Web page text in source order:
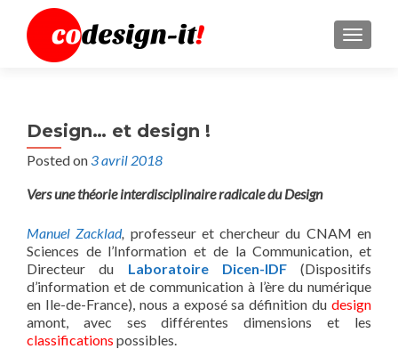
MENU
Design… et design !
Posted on 3 avril 2018
Vers une théorie interdisciplinaire radicale du Design
Manuel Zacklad, professeur et chercheur du CNAM en
Sciences de l’Information et de la Communication, et
Directeur du Laboratoire Dicen-IDF(Dispositifs
d’information et de communication à l’ère du numérique
en Ile-de-France), nous a exposé sa définition du design
amont, avec ses différentes dimensions et les
classifications possibles.